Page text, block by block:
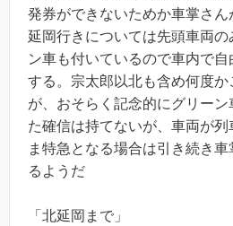
発券ができないためか車掌さ
延岡行きについては先頭車両
ン車も付いているので車内で
する。宗太郎以北も含め何度か
が、おそらく記念的にグリーン
た確信は持てないが、車両が列
ま特急となる場合は引き続き
るようだ
「北延岡まで」